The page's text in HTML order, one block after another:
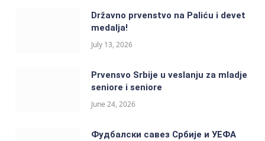
Državno prvenstvo na Paliću i devet
medalja!
July 13, 2026
Prvensvo Srbije u veslanju za mladje
seniore i seniore
June 24, 2026
Фудбалски савез Србије и УЕФА